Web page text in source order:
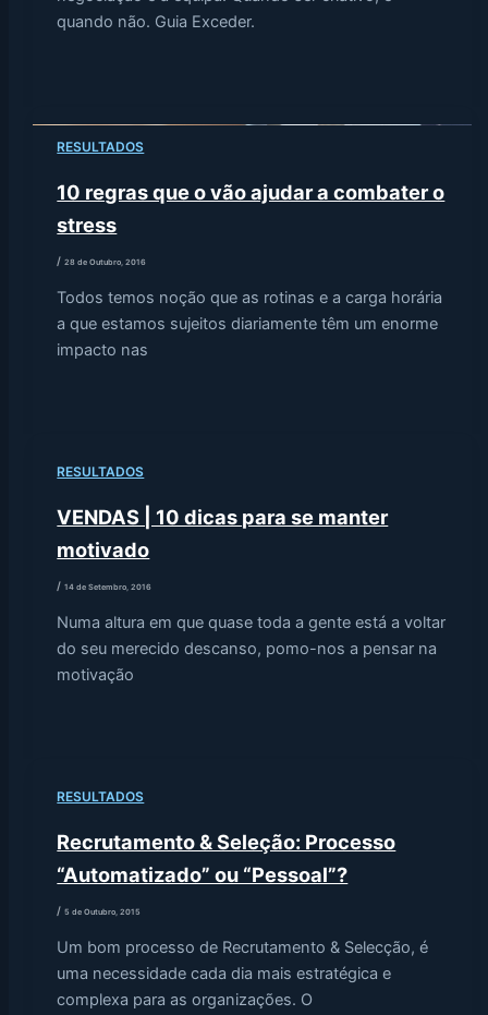
quando não. Guia Exceder.
RESULTADOS
10 regras que o vão ajudar a combater o
stress
/28 de Outubro, 2016
Todos temos noção que as rotinas e a carga horária
a que estamos sujeitos diariamente têm um enorme
impacto nas
RESULTADOS
VENDAS | 10 dicas para se manter
motivado
/14 de Setembro, 2016
Numa altura em que quase toda a gente está a voltar
do seu merecido descanso, pomo-nos a pensar na
motivação
RESULTADOS
Recrutamento & Seleção: Processo
“Automatizado” ou “Pessoal”?
/5 de Outubro, 2015
Um bom processo de Recrutamento & Selecção, é
uma necessidade cada dia mais estratégica e
complexa para as organizações. O